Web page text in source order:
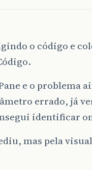
o código e
e o problema
errado, já
identificar
mas pela